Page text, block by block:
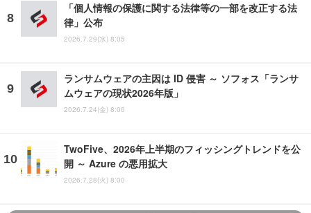
「個人情報の保護に関する法律等の一部を改正する法
律」公布
2026.7.29(水) 8:05
ランサムウェアの主因は ID 侵害 ～ ソフォス「ランサ
ムウェアの現状2026年版」
2026.7.24(金) 8:00
TwoFive、2026年上半期のフィッシングトレンドを公
開 ～ Azure の悪用拡大
2026.7.28(火) 8:00